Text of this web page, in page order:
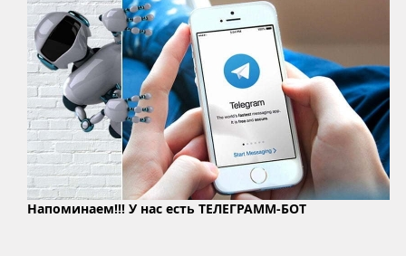
Напоминаем!!! У нас есть ТЕЛЕГРАММ-БОТ